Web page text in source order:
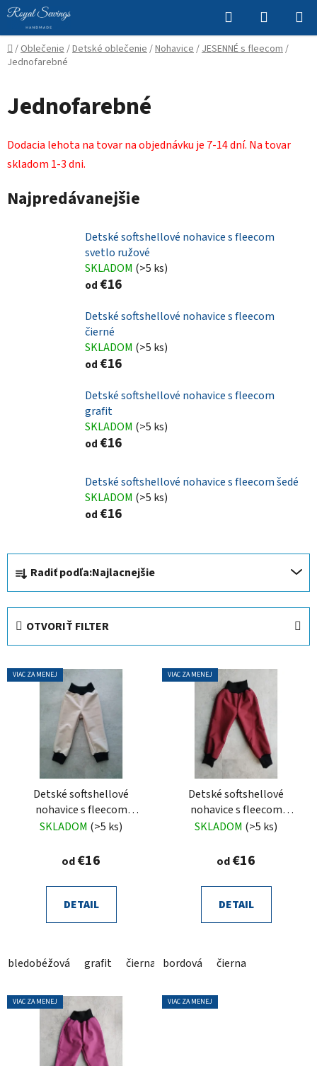
Prejsť
na
obsah
Hľadať
KOŠÍK
Domov
/Oblečenie/Detské oblečenie/Nohavice/JESENNÉ s fleecom/
Jednofarebné
Jednofarebné
Dodacia lehota na tovar na objednávku je 7-14 dní. Na tovar
skladom 1-3 dni.
Najpredávanejšie
Detské softshellové nohavice s fleecom
svetlo ružové
SKLADOM (>5 ks)
od €16
Detské softshellové nohavice s fleecom
čierné
SKLADOM (>5 ks)
od €16
Detské softshellové nohavice s fleecom
grafit
SKLADOM (>5 ks)
od €16
Detské softshellové nohavice s fleecom šedé
SKLADOM (>5 ks)
od €16
R
d
e
i
e
p
Radiť podľa:Najlacnejšie
OTVORIŤ FILTER
V
ý
VIAC ZA MENEJ
Detské softshellové
nohavice s fleecom
béžové
SKLADOM (>5 ks)
od€16
DETAIL
bledobéžová grafit čierna
VIAC ZA MENEJ
Detské softshellové
nohavice s fleecom
bordové
SKLADOM (>5 ks)
od€16
DETAIL
bordová čierna
VIAC ZA MENEJ VIAC ZA MENEJ